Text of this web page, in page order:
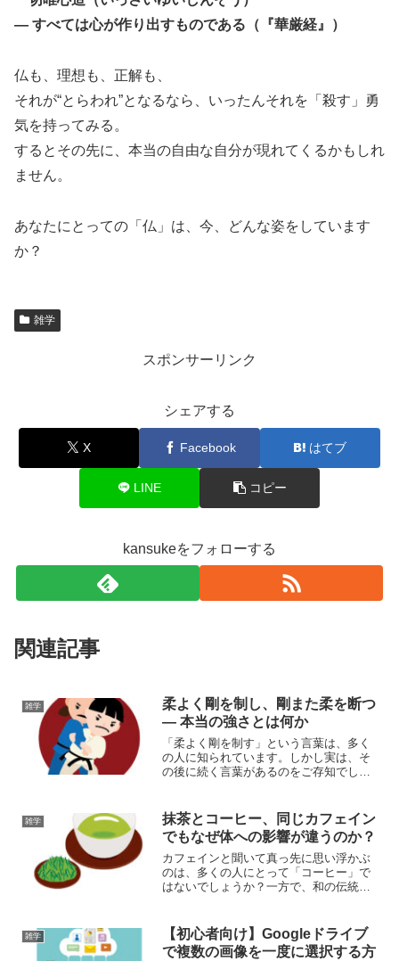
― すべては心が作り出すものである（『華厳経』）
仏も、理想も、正解も、
それが“とらわれ”となるなら、いったんそれを「殺す」勇
気を持ってみる。
するとその先に、本当の自由な自分が現れてくるかもしれ
ません。
あなたにとっての「仏」は、今、どんな姿をしています
か？
雑学
スポンサーリンク
シェアする
X Facebook はてブ
LINE コピー
kansukeをフォローする
関連記事
雑学
柔よく剛を制し、剛また柔を断つ
― 本当の強さとは何か
「柔よく剛を制す」という言葉は、多く
の人に知られています。しかし実は、そ
の後に続く言葉があるのをご存知でしょ
の教訓が込められています。今回は、こ
の言葉の背景や意味を掘り...
雑学
抹茶とコーヒー、同じカフェイン
でもなぜ体への影響が違うのか？
カフェインと聞いて真っ先に思い浮かぶ
のは、多くの人にとって「コーヒー」で
はないでしょうか？一方で、和の伝統飲
か？今回は、抹茶とコーヒー、それぞれ
に含まれるカフェインの違い...
雑学
【初心者向け】Googleドライブ
で複数の画像を一度に選択する方